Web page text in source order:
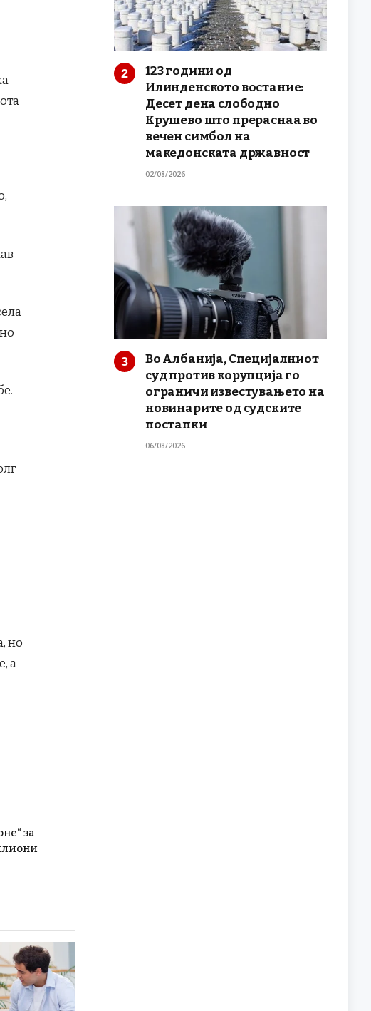
но
а
за
123 години од
Илинденското востание:
Десет дена слободно
Крушево што прераснаа во
вечен симбол на
македонската државност
02/08/2026
Во Албанија, Специјалниот
суд против корупција го
ограничи известувањето на
новинарите од судските
постапки
06/08/2026